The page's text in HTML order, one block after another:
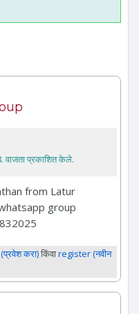
. वाजता प्रकाशित केले.
from Latur
group
करा)किंवाregister (नवीन